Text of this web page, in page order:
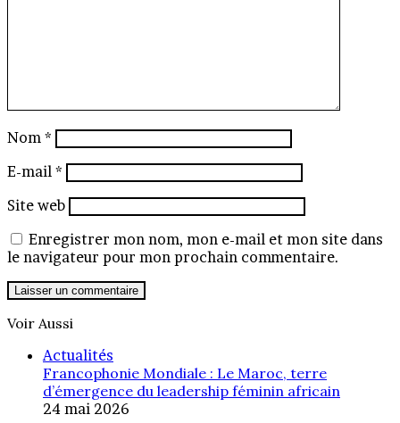
Nom *
E-mail *
Site web
Enregistrer mon nom, mon e-mail et mon site dans
le navigateur pour mon prochain commentaire.
Voir Aussi
Actualités
Francophonie Mondiale : Le Maroc, terre
d’émergence du leadership féminin africain
24 mai 2026